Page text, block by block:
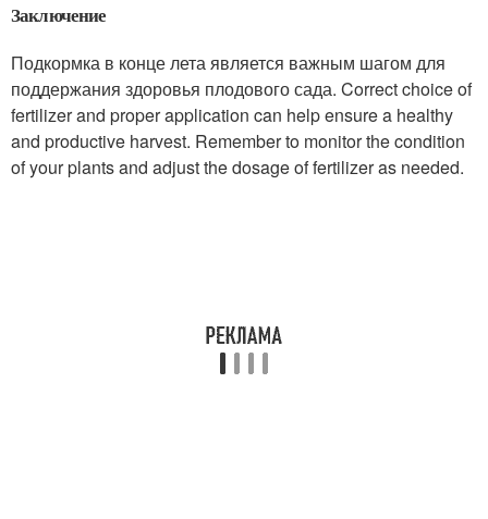
Заключение
Подкормка в конце лета является важным шагом для
поддержания здоровья плодового сада. Correct choice of
fertilizer and proper application can help ensure a healthy
and productive harvest. Remember to monitor the condition
of your plants and adjust the dosage of fertilizer as needed.